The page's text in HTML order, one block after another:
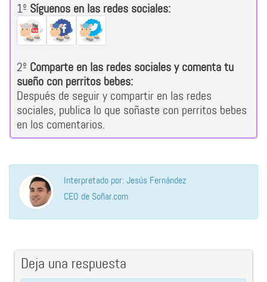
1º Síguenos en las redes sociales:
2º Comparte en las redes sociales y comenta tu
sueño con perritos bebes:
Después de seguir y compartir en las redes
sociales, publica lo que soñaste con perritos bebes
en los comentarios.
Interpretado por: Jesús Fernández
CEO de Soñar.com
Deja una respuesta